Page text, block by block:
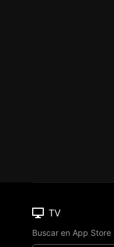
TV
Buscar en App Store